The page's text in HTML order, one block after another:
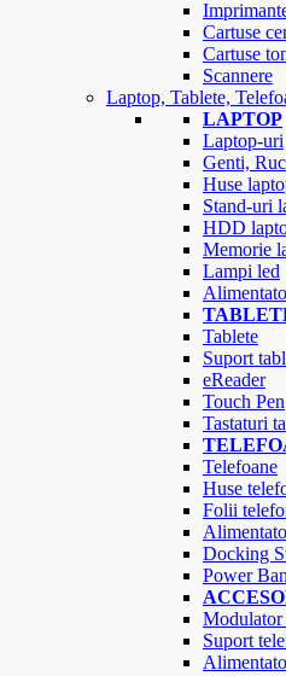
Cartuse
Cartuse
Scannere
Laptop, Tablete,
LAPTOP
Laptop-uri
Genti,
Huse
Stand-uri
HDD
Memorie
Lampi led
Tablete
Suport
eReader
Touch Pen
Tastaturi
Telefoane
Huse
Folii
Docking
Power
Suport